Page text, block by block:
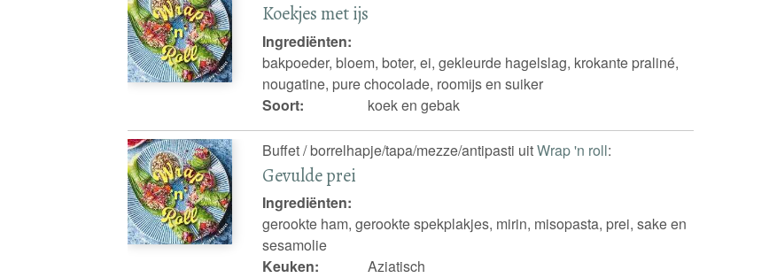
Koekjes met ijs
Ingrediënten:
bakpoeder, bloem, boter, ei, gekleurde hagelslag, krokante praliné,
nougatine, pure chocolade, roomijs en suiker
Soort:
koek en gebak
Buffet / borrelhapje/tapa/mezze/antipasti uitWrap 'n roll:
Gevulde prei
Ingrediënten:
gerookte ham, gerookte spekplakjes, mirin, misopasta, prei, sake en
sesamolie
Keuken:
Aziatisch